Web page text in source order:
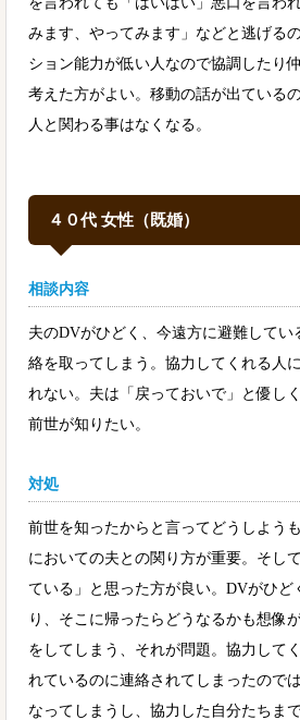
みます、やってみます」などと逃げる
ション能力が低い人なので協調したり
考えた方がよい。移動の話が出ている
人と関わる事はなくなる。
４０代 女性（既婚）
相談内容
夫のDVがひどく、今遠方に避難してい
絡を取ってしまう。協力してくれる人
れない。夫は「戻っておいで」と優し
前世が知りたい。
対処
前世を知ったからと言ってどうしよう
においての夫との関り方が重要。そし
ている」と思った方が良い。DVがひど
り、そこに帰ったらどうなるかも想像
をしてしまう、それが問題。協力して
れているのに連絡されてしまったので
なってしまうし、協力した自分たちま